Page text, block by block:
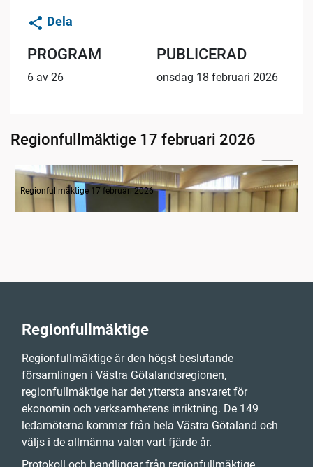
Dela
PROGRAM
6 av 26
PUBLICERAD
onsdag 18 februari 2026
Regionfullmäktige 17 februari 2026
Tyst minut för Monica Selin
Regionfullmäktige 17 februari 2026
Regionfullmäktige
Regionfullmäktige är den högst beslutande
församlingen i Västra Götalandsregionen,
regionfullmäktige har det yttersta ansvaret för
ekonomin och verksamhetens inriktning. De 149
ledamöterna kommer från hela Västra Götaland och
väljs i de allmänna valen vart fjärde år.